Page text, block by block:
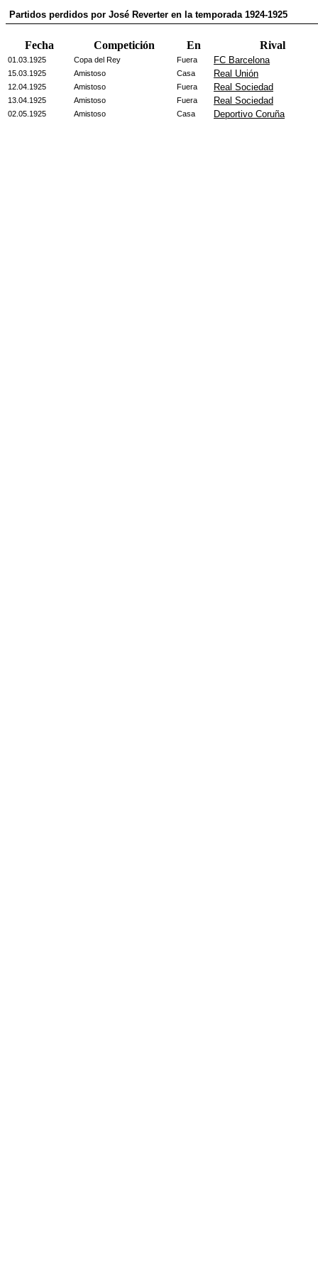
Partidos perdidos por José Reverter en la temporada 1924-1925
Fecha Competición En Rival
01.03.1925 Copa del Rey Fuera FC Barcelona
15.03.1925 Amistoso Casa Real Unión
12.04.1925 Amistoso Fuera Real Sociedad
13.04.1925 Amistoso Fuera Real Sociedad
02.05.1925 Amistoso Casa Deportivo Coruña